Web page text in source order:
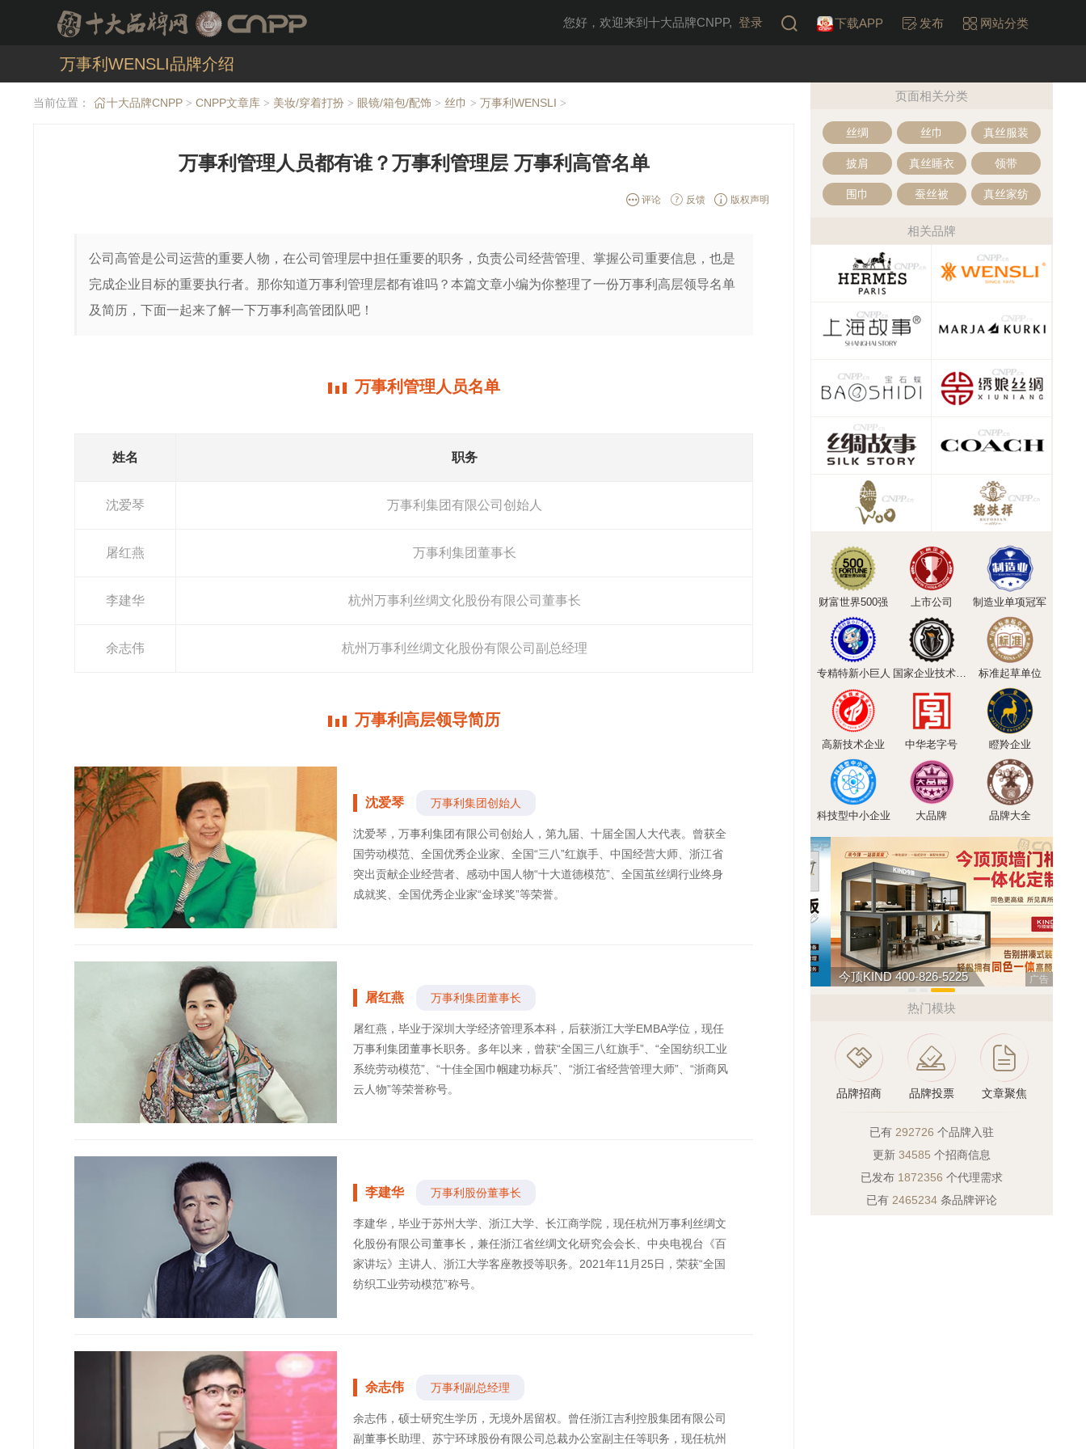
您好，欢迎来到十大品牌CNPP, 登录 下载APP 发布 网站分类
万事利WENSLI品牌介绍
当前位置： 十大品牌CNPP > CNPP文章库 > 美妆/穿着打扮 > 眼镜/箱包/配饰 > 丝巾 > 万事利WENSLI >
万事利管理人员都有谁？万事利管理层 万事利高管名单
评论 反馈 版权声明
公司高管是公司运营的重要人物，在公司管理层中担任重要的职务，负责公司经营管理、掌握公司重要信息，也是
完成企业目标的重要执行者。那你知道万事利管理层都有谁吗？本篇文章小编为你整理了一份万事利高层领导名单
及简历，下面一起来了解一下万事利高管团队吧！
万事利管理人员名单
姓名 职务
沈爱琴 万事利集团有限公司创始人
屠红燕 万事利集团董事长
李建华 杭州万事利丝绸文化股份有限公司董事长
余志伟 杭州万事利丝绸文化股份有限公司副总经理
万事利高层领导简历
沈爱琴 万事利集团创始人
沈爱琴，万事利集团有限公司创始人，第九届、十届全国人大代表。曾获全
国劳动模范、全国优秀企业家、全国“三八”红旗手、中国经营大师、浙江省
突出贡献企业经营者、感动中国人物“十大道德模范”、全国茧丝绸行业终身
成就奖、全国优秀企业家“金球奖”等荣誉。
屠红燕 万事利集团董事长
屠红燕，毕业于深圳大学经济管理系本科，后获浙江大学EMBA学位，现任
万事利集团董事长职务。多年以来，曾获“全国三八红旗手”、“全国纺织工业
系统劳动模范”、“十佳全国巾帼建功标兵”、“浙江省经营管理大师”、“浙商风
云人物”等荣誉称号。
李建华 万事利股份董事长
李建华，毕业于苏州大学、浙江大学、长江商学院，现任杭州万事利丝绸文
化股份有限公司董事长，兼任浙江省丝绸文化研究会会长、中央电视台《百
家讲坛》主讲人、浙江大学客座教授等职务。2021年11月25日，荣获“全国
纺织工业劳动模范”称号。
余志伟 万事利副总经理
余志伟，硕士研究生学历，无境外居留权。曾任浙江吉利控股集团有限公司
副董事长助理、苏宁环球股份有限公司总裁办公室副主任等职务，现任杭州
页面相关分类
丝绸 丝巾 真丝服装
披肩 真丝睡衣 领带
围巾 蚕丝被 真丝家纺
相关品牌
财富世界500强 上市公司 制造业单项冠军
专精特新小巨人 国家企业技术中心 标准起草单位
高新技术企业 中华老字号 瞪羚企业
科技型中小企业 大品牌 品牌大全
民兴电缆 400-188-3331 广告
热门模块
品牌招商 品牌投票 文章聚焦
已有 292726 个品牌入驻
更新 34585 个招商信息
已发布 1872356 个代理需求
已有 2465234 条品牌评论